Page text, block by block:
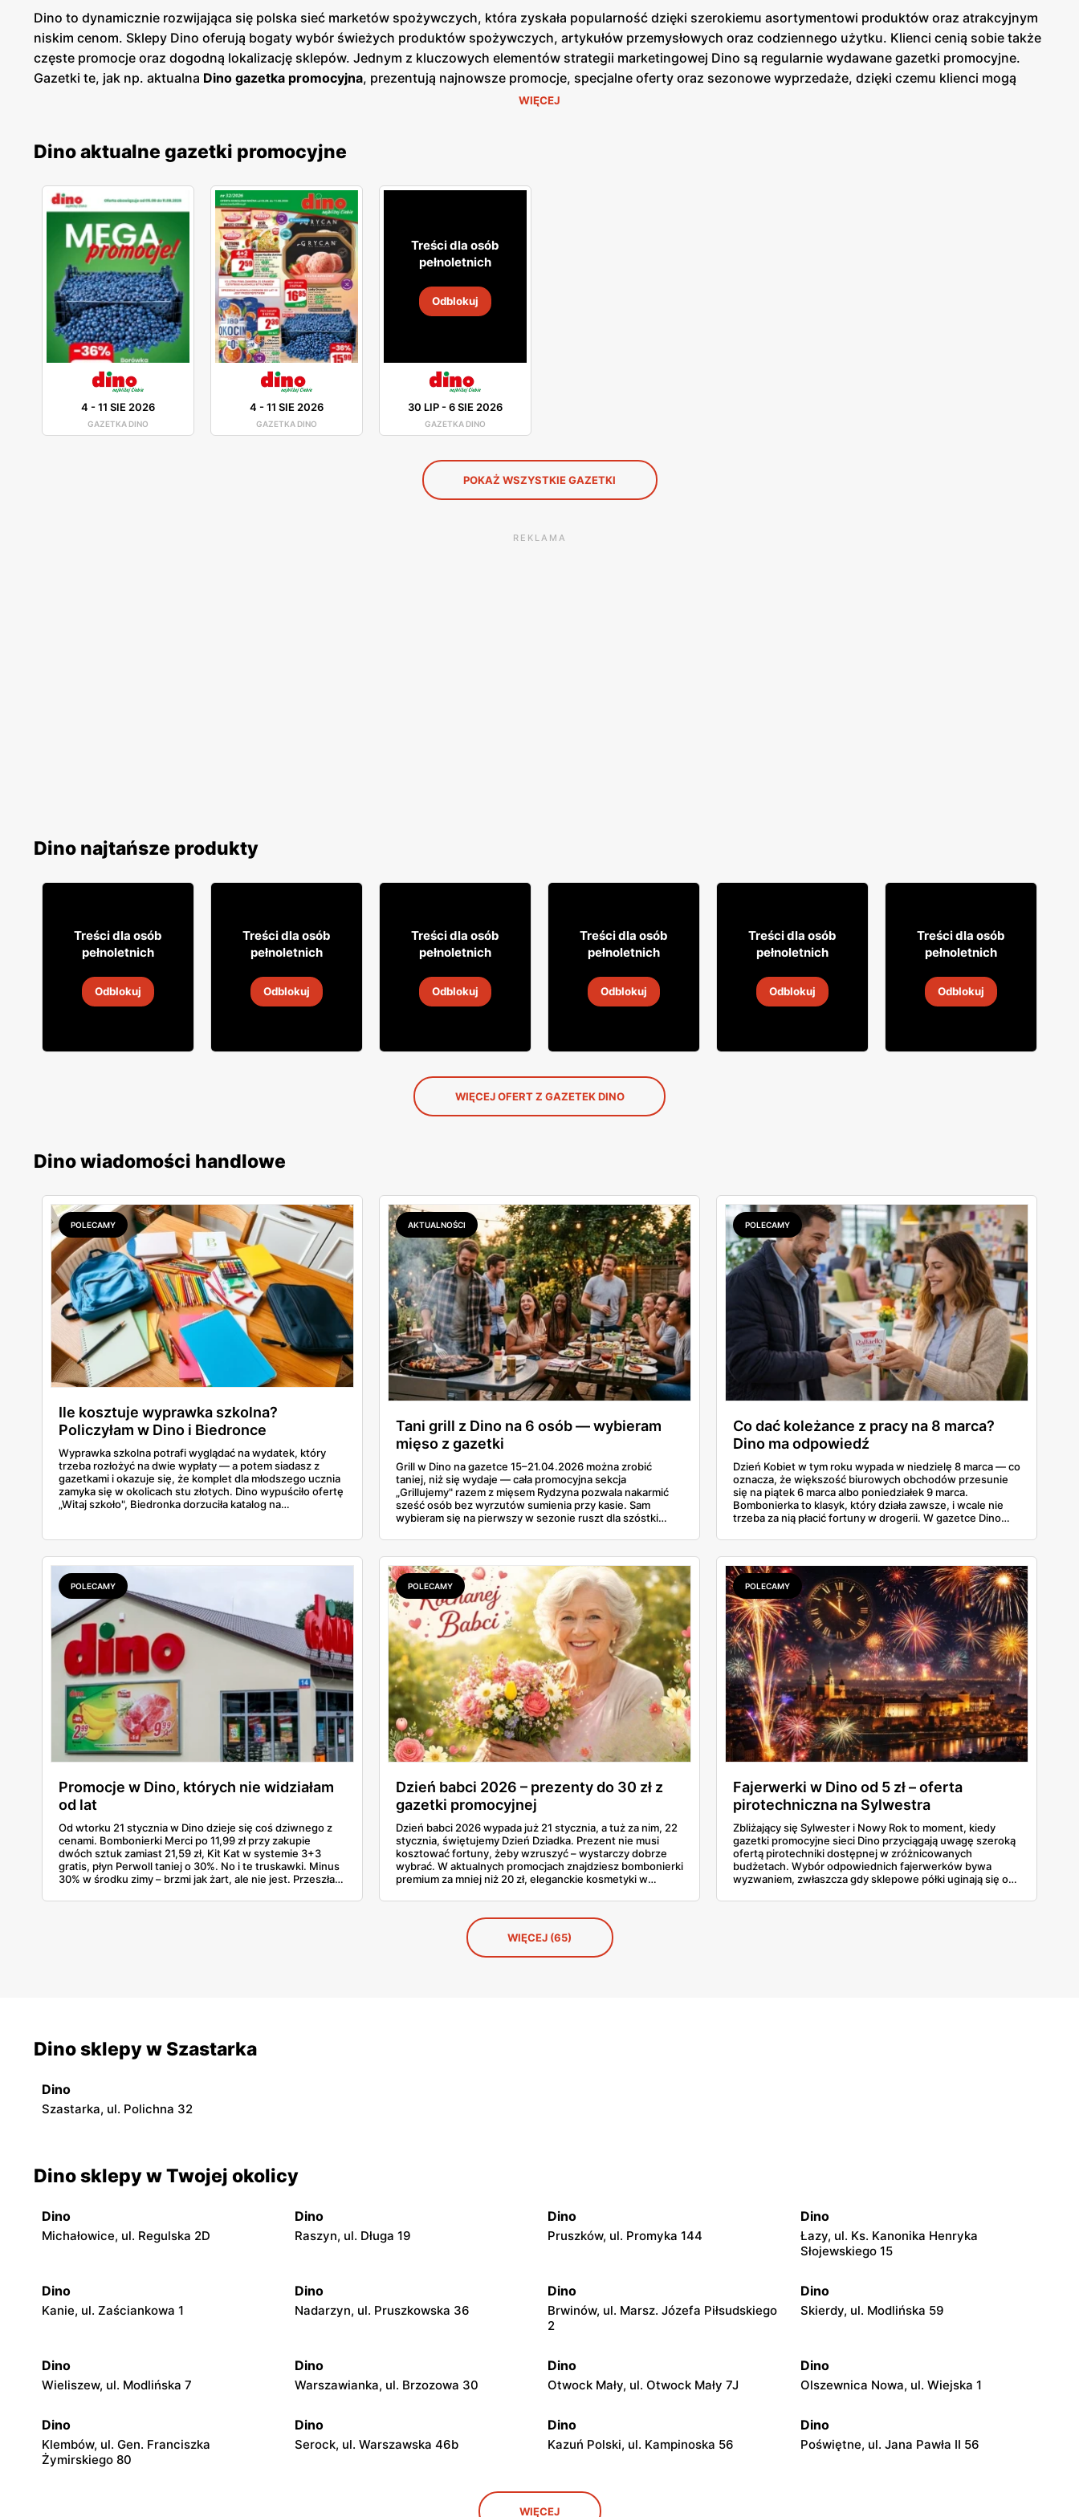
Dino to dynamicznie rozwijająca się polska sieć marketów spożywczych, która zyskała popularność dzięki szerokiemu asortymentowi produktów oraz atrakcyjnym
niskim cenom. Sklepy Dino oferują bogaty wybór świeżych produktów spożywczych, artykułów przemysłowych oraz codziennego użytku. Klienci cenią sobie także
częste promocje oraz dogodną lokalizację sklepów. Jednym z kluczowych elementów strategii marketingowej Dino są regularnie wydawane gazetki promocyjne.
Gazetki te, jak np. aktualna Dino gazetka promocyjna, prezentują najnowsze promocje, specjalne oferty oraz sezonowe wyprzedaże, dzięki czemu klienci mogą
planować swoje zakupy i korzystać z wyjątkowych okazji cenowych. Są one dostępne zarówno w formie papierowej w sklepach, jak i online, co umożliwia łatwy
które umożliwiają dodatkowe oszczędności przy regularnych zakupach. Dzięki dogodnym lokalizacjom oraz szerokiemu asortymentowi produktów, Dino stało się
blisko domu. Firma stawia na wysoką jakość obsługi oraz komfort klientów, co przekłada się na zadowolenie i lojalność kupujących. Sieć Dino to miejsce, gdzie
jakość, świeżość i niskie ceny idą w parze, oferując szeroki wybór produktów dla każdego klienta.
WIĘCEJ
Dino aktualne gazetki promocyjne
4 -11 SIE 2026
GAZETKA DINO
4 -11 SIE 2026
GAZETKA DINO
Treści dla osób
pełnoletnich
Odblokuj
30 LIP-6 SIE 2026
GAZETKA DINO
POKAŻ WSZYSTKIE GAZETKI
REKLAMA
Dino najtańsze produkty
54 99
-6 sie 2026
Treści dla osób
pełnoletnich
Odblokuj
39 99
-6 sie 2026
Treści dla osób
pełnoletnich
Odblokuj
53 99
-6 sie 2026
Treści dla osób
pełnoletnich
Odblokuj
48 75
-6 sie 2026
Treści dla osób
pełnoletnich
Odblokuj
2395
-6 sie 2026
Treści dla osób
pełnoletnich
Odblokuj
49
-6 sie 2026
Treści dla osób
pełnoletnich
Odblokuj
WIĘCEJ OFERT Z GAZETEK DINO
Dino wiadomości handlowe
POLECAMY
Ile kosztuje wyprawka szkolna?
Policzyłam w Dino i Biedronce
Wyprawka szkolna potrafi wyglądać na wydatek, który
trzeba rozłożyć na dwie wypłaty — a potem siadasz z
gazetkami i okazuje się, że komplet dla młodszego ucznia
zamyka się w okolicach stu złotych. Dino wypuściło ofertę
„Witaj szkoło", Biedronka dorzuciła katalog na
piórniki, plecaki, farby, kleje. Poniżej cała lista przyborów
szkolnych z cenami i terminami.
AKTUALNOŚCI
Tani grill z Dino na 6 osób — wybieram
mięso z gazetki
Grill w Dino na gazetce 15–21.04.2026 można zrobić
taniej, niż się wydaje — cała promocyjna sekcja
„Grillujemy" razem z mięsem Rydzyna pozwala nakarmić
sześć osób bez wyrzutów sumienia przy kasie. Sam
wybieram się na pierwszy w sezonie ruszt dla szóstki
porannej kawie. Kiełbasa Biesiadna za 11,99 zł,
marynowane udko z kurczaka po 15,99 zł za kilogram,
szynka wykwintna Rydzyna po 37,99. Sprawdzam, co
naprawdę wchodzi do koszyka, a co lepiej zostawić na
półce.
POLECAMY
Co dać koleżance z pracy na 8 marca?
Dino ma odpowiedź
Dzień Kobiet w tym roku wypada w niedzielę 8 marca — co
oznacza, że większość biurowych obchodów przesunie
się na piątek 6 marca albo poniedziałek 9 marca.
Bombonierka to klasyk, który działa zawsze, i wcale nie
trzeba za nią płacić fortuny w drogerii. W gazetce Dino
Rocher, Lindora i kilka innych markowych propozycji w
cenach, które robią różnicę. Zdążysz spokojnie — masz
cały tydzień.
POLECAMY
Promocje w Dino, których nie widziałam
od lat
Od wtorku 21 stycznia w Dino dzieje się coś dziwnego z
cenami. Bombonierki Merci po 11,99 zł przy zakupie
dwóch sztuk zamiast 21,59 zł, Kit Kat w systemie 3+3
gratis, płyn Perwoll taniej o 30%. No i te truskawki. Minus
30% w środku zimy – brzmi jak żart, ale nie jest. Przeszłam
opłacalne rzeczy, których szkoda byłoby nie kupić.
POLECAMY
Dzień babci 2026 – prezenty do 30 zł z
gazetki promocyjnej
Dzień babci 2026 wypada już 21 stycznia, a tuż za nim, 22
stycznia, świętujemy Dzień Dziadka. Prezent nie musi
kosztować fortuny, żeby wzruszyć – wystarczy dobrze
wybrać. W aktualnych promocjach znajdziesz bombonierki
premium za mniej niż 20 zł, eleganckie kosmetyki w
uwielbia. Sprawdź, co warto kupić teraz, póki półki
POLECAMY
Fajerwerki w Dino od 5 zł – oferta
pirotechniczna na Sylwestra
Zbliżający się Sylwester i Nowy Rok to moment, kiedy
gazetki promocyjne sieci Dino przyciągają uwagę szeroką
ofertą pirotechniki dostępnej w zróżnicowanych
budżetach. Wybór odpowiednich fajerwerków bywa
wyzwaniem, zwłaszcza gdy sklepowe półki uginają się od
klasycznych zestawów rakiet, a różnice w cenie nie
WIĘCEJ (65)
Dino sklepy w Szastarka
Dino
Szastarka, ul. Polichna 32
Dino sklepy w Twojej okolicy
Dino
Michałowice, ul. Regulska 2D
Dino
Raszyn, ul. Długa 19
Dino
Pruszków, ul. Promyka 144
Dino
Łazy, ul. Ks. Kanonika Henryka
Słojewskiego 15
Dino
Kanie, ul. Zaściankowa 1
Dino
Nadarzyn, ul. Pruszkowska 36
Dino
Brwinów, ul. Marsz. Józefa Piłsudskiego
2
Dino
Skierdy, ul. Modlińska 59
Dino
Wieliszew, ul. Modlińska 7
Dino
Warszawianka, ul. Brzozowa 30
Dino
Otwock Mały, ul. Otwock Mały 7J
Dino
Olszewnica Nowa, ul. Wiejska 1
Dino
Klembów, ul. Gen. Franciszka
Żymirskiego 80
Dino
Serock, ul. Warszawska 46b
Dino
Kazuń Polski, ul. Kampinoska 56
Dino
Poświętne, ul. Jana Pawła II 56
WIĘCEJ